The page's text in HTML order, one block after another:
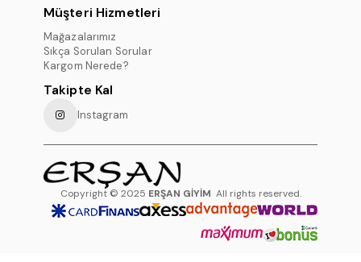
Müşteri Hizmetleri
Mağazalarımız
Sıkça Sorulan Sorular
Kargom Nerede?
Takipte Kal
Instagram
Copyright © 2025 ERŞAN GİYİM All rights reserved.